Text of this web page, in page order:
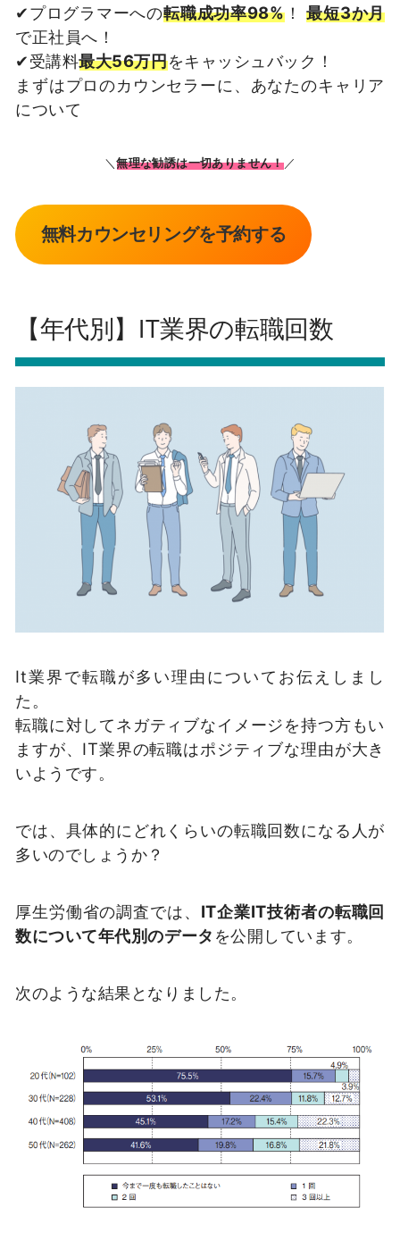
✔プログラマーへの転職成功率98%！最短3か月
で正社員へ！
✔受講料最大56万円をキャッシュバック！
まずはプロのカウンセラーに、あなたのキャリア
について
＼無理な勧誘は一切ありません！／
無料カウンセリングを予約する
【年代別】IT業界の転職回数
It業界で転職が多い理由についてお伝えしまし
た。
転職に対してネガティブなイメージを持つ方もい
ますが、IT業界の転職はポジティブな理由が大き
いようです。
では、具体的にどれくらいの転職回数になる人が
多いのでしょうか？
厚生労働省の調査では、 IT企業IT技術者の転職回
数について年代別のデータ を公開しています。
次のような結果となりました。